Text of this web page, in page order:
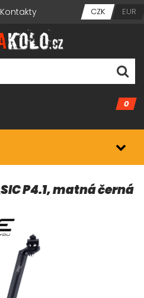
Kontakty CZK EUR
0
P4.1, matná černá